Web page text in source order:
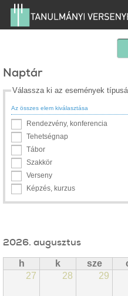
Naptár
Válassza ki az események
Az összes elem kiválasztása
Rendezvény, konferencia
Tehetségnap
Tábor
Szakkör
Verseny
Képzés, kurzus
2026. augusztus
h k sze
27
28 29